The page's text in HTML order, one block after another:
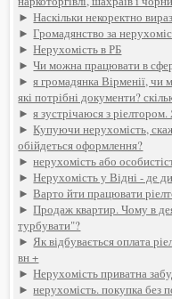
►Наскільки некоректно
►Громадянство за
►Нерухомість в РБ
►Чи можна працювати в
►я громадянка Вірменії, чи
які потрібні документи?
►я зустрічаюся з
►Купуючи нерухомість,
обійдеться оформлення?
►нерухомість або
►Нерухомість у Відні - де
►Варто йти працювати
►Продаж квартир. Чому в
турбувати"?
►Як відбувається оплата
вн +
►Нерухомість приватна
►нерухомість. покупка без